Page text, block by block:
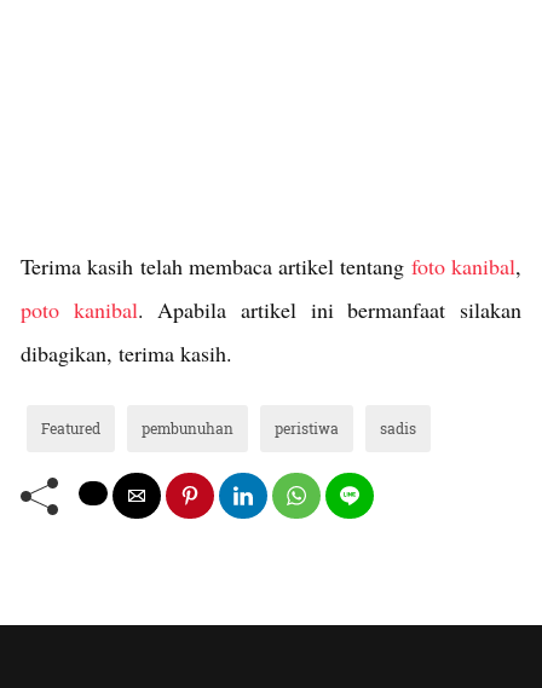
Terima kasih telah membaca artikel tentang foto kanibal,
poto kanibal. Apabila artikel ini bermanfaat silakan
dibagikan, terima kasih.
Featured pembunuhan peristiwa sadis